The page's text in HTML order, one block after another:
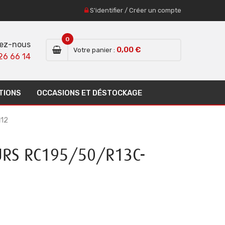
S'identifier / Créer un compte
nous
66 14
Votre panier :
0
0,00 €
OCCASIONS ET DÉSTOCKAGE
RC195/50/R13C-